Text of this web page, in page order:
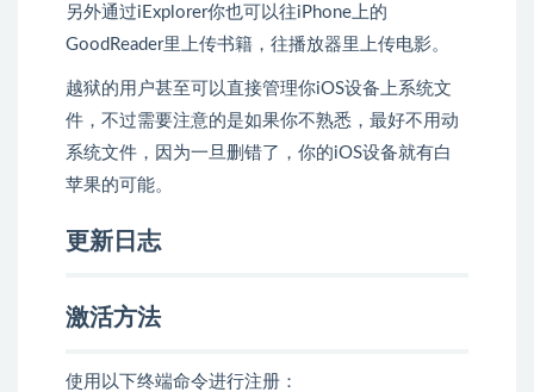
另外通过iExplorer你也可以往iPhone上的
GoodReader里上传书籍，往播放器里上传电影。
越狱的用户甚至可以直接管理你iOS设备上系统文
件，不过需要注意的是如果你不熟悉，最好不用动
系统文件，因为一旦删错了，你的iOS设备就有白
苹果的可能。
更新日志
激活方法
使用以下终端命令进行注册：